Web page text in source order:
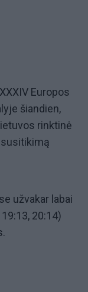
Europos
šiandien,
rinktinė
užvakar labai
20:14)